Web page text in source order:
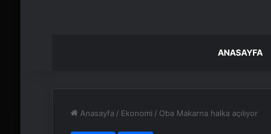
ANASAYFA
Anasayfa / Ekonomi / Oba Makarna halka açılıyor